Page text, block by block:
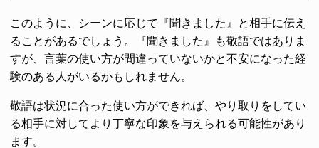
このように、シーンに応じて『聞きました』と相手に伝え
ることがあるでしょう。『聞きました』も敬語ではありま
すが、言葉の使い方が間違っていないかと不安になった経
験のある人がいるかもしれません。
敬語は状況に合った使い方ができれば、やり取りをしてい
る相手に対してより丁寧な印象を与えられる可能性があり
ます。